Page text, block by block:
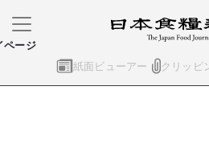
紙面ビューアー クリッピ
ページ